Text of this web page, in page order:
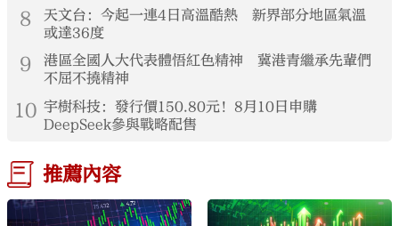
8
天文台：今起一連4日高溫酷熱 新界部分地區氣溫
或達36度
9
港區全國人大代表體悟紅色精神 冀港青繼承先輩們
不屈不撓精神
10 宇樹科技：發行價150.80元！8月10日申購
DeepSeek參與戰略配售
推薦內容